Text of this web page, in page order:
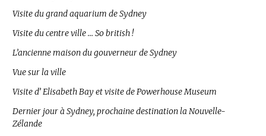
Visite du grand aquarium de Sydney
Visite du centre ville … So british !
L’ancienne maison du gouverneur de Sydney
Vue sur la ville
Visite d’ Elisabeth Bay et visite de Powerhouse Museum
Dernier jour à Sydney, prochaine destination la Nouvelle-
Zélande